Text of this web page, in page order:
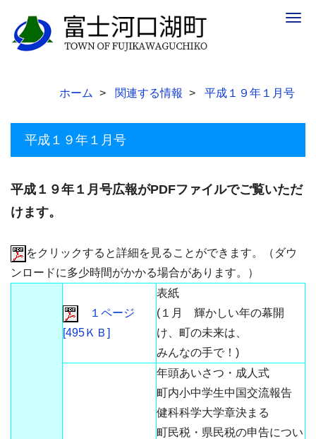
ホーム 関連する情報 平成１９年１月号
平成１９年１月号
平成１９年１月号広報がPDFファイルでご覧いただ
けます。
をクリックすると詳細を見ることができます。（ダウ
ンロードに多少時間がかかる場合があります。）
１ページ
[495ＫＢ]
表紙
(１月 輝かしい年の幕開
け、町の未来は、
みんなの手で！)
年頭あいさつ・成人式
町内小中学生中国交流報告
健科科学大学章決まる
町民税・県民税の申告につい